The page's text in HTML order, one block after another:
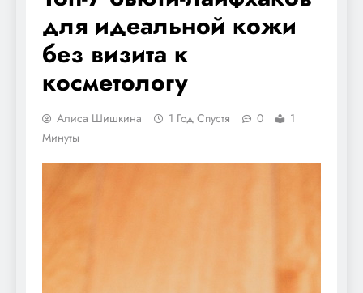
для идеальной кожи
без визита к
косметологу
Алиса Шишкина 1 Год Спустя 0
1
Минуты